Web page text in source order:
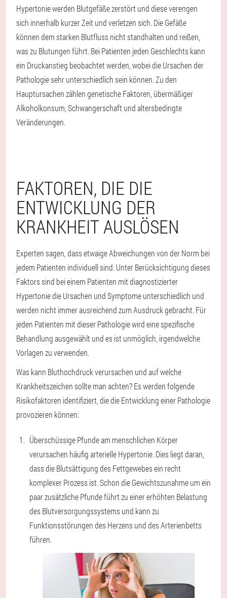
Hypertonie werden Blutgefäße zerstört und diese verengen
sich innerhalb kurzer Zeit und verletzen sich. Die Gefäße
können dem starken Blutfluss nicht standhalten und reißen,
was zu Blutungen führt. Bei Patienten jeden Geschlechts kann
ein Druckanstieg beobachtet werden, wobei die Ursachen der
Pathologie sehr unterschiedlich sein können. Zu den
Hauptursachen zählen genetische Faktoren, übermäßiger
Alkoholkonsum, Schwangerschaft und altersbedingte
Veränderungen.
FAKTOREN, DIE DIE
ENTWICKLUNG DER
KRANKHEIT AUSLÖSEN
Experten sagen, dass etwaige Abweichungen von der Norm bei
jedem Patienten individuell sind. Unter Berücksichtigung dieses
Faktors sind bei einem Patienten mit diagnostizierter
Hypertonie die Ursachen und Symptome unterschiedlich und
werden nicht immer ausreichend zum Ausdruck gebracht. Für
jeden Patienten mit dieser Pathologie wird eine spezifische
Behandlung ausgewählt und es ist unmöglich, irgendwelche
Vorlagen zu verwenden.
Was kann Bluthochdruck verursachen und auf welche
Krankheitszeichen sollte man achten? Es werden folgende
Risikofaktoren identifiziert, die die Entwicklung einer Pathologie
provozieren können:
Überschüssige Pfunde am menschlichen Körper
verursachen häufig arterielle Hypertonie. Dies liegt daran,
dass die Blutsättigung des Fettgewebes ein recht
komplexer Prozess ist. Schon die Gewichtszunahme um ein
paar zusätzliche Pfunde führt zu einer erhöhten Belastung
des Blutversorgungssystems und kann zu
Funktionsstörungen des Herzens und des Arterienbetts
führen.